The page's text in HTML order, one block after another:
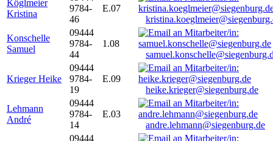
Köglmeier
Kristina
9784-
46
E.07
Konschelle
Samuel
09444
9784-
44
1.08
Krieger Heike
09444
9784-
19
E.09
heike.krieger@siegenburg.de
Lehmann
André
09444
9784-
14
E.03
andre.lehmann@siegenburg.de
09444